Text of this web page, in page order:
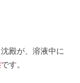
殿が、溶液中に
です。